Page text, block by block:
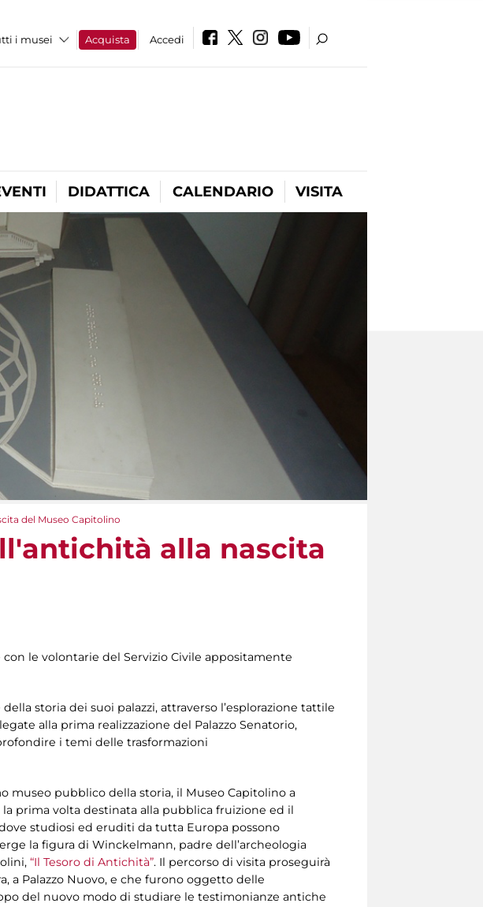
i musei Acquista Accedi
DIDATTICA CALENDARIO VISITA
del Museo Capitolino
alla nascita
le volontarie del Servizio Civile appositamente
storia dei suoi palazzi, attraverso l’esplorazione tattile
alla prima realizzazione del Palazzo Senatorio,
i temi delle trasformazioni
museo pubblico della storia, il Museo Capitolino a
prima volta destinata alla pubblica fruizione ed il
studiosi ed eruditi da tutta Europa possono
la figura di Winckelmann, padre dell’archeologia
“Il Tesoro di Antichità”. Il percorso di visita proseguirà
a Palazzo Nuovo, e che furono oggetto delle
del nuovo modo di studiare le testimonianze antiche